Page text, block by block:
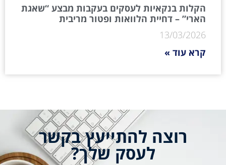
הקלות בנקאיות לעסקים בעקבות מבצע “שאגת
הארי” – דחיית הלוואות ופטור מריבית
13/03/2026
קרא עוד »
רוצה להתייעץ בקשר
לעסק שלך?